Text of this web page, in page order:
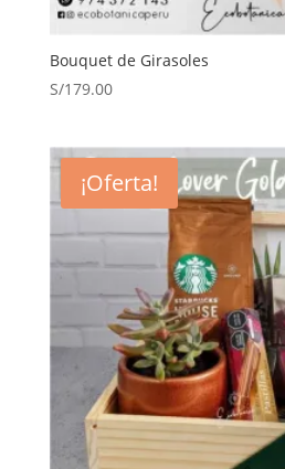
Bouquet de Girasoles
S/179.00
¡Oferta!